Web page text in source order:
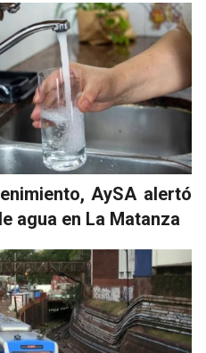
AySA alertó
agua en La Matanza